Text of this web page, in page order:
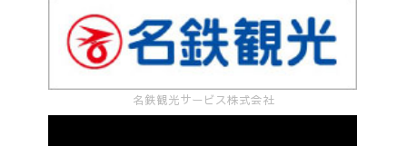
名鉄観光サービス株式会社